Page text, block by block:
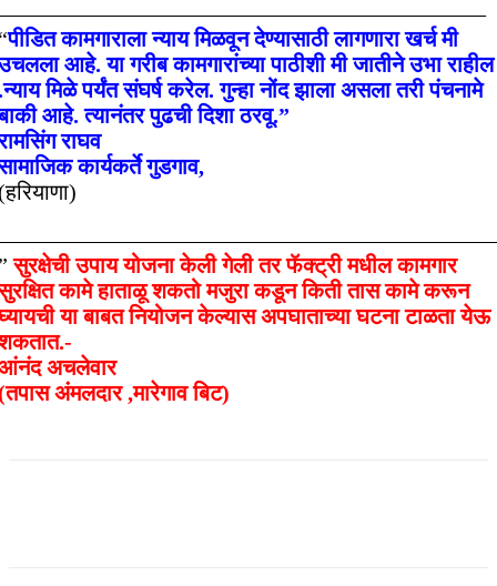
पीडित कामगाराला न्याय मिळवून देण्यासाठी लागणारा खर्च मी
आहे. या गरीब कामगारांच्या पाठीशी मी जातीने उभा राहील
मिळे पर्यंत संघर्ष करेल. गुन्हा नोंद झाला असला तरी पंचनामे
आहे. त्यानंतर पुढची दिशा ठरवू.”
राघव
कार्यकर्ते गुडगाव,
सुरक्षेची उपाय योजना केली गेली तर फॅक्ट्री मधील कामगार
कामे हाताळू शकतो मजुरा कडून किती तास कामे करून
या बाबत नियोजन केल्यास अपघाताच्या घटना टाळता येऊ
अचलेवार
अंमलदार ,मारेगाव बिट)